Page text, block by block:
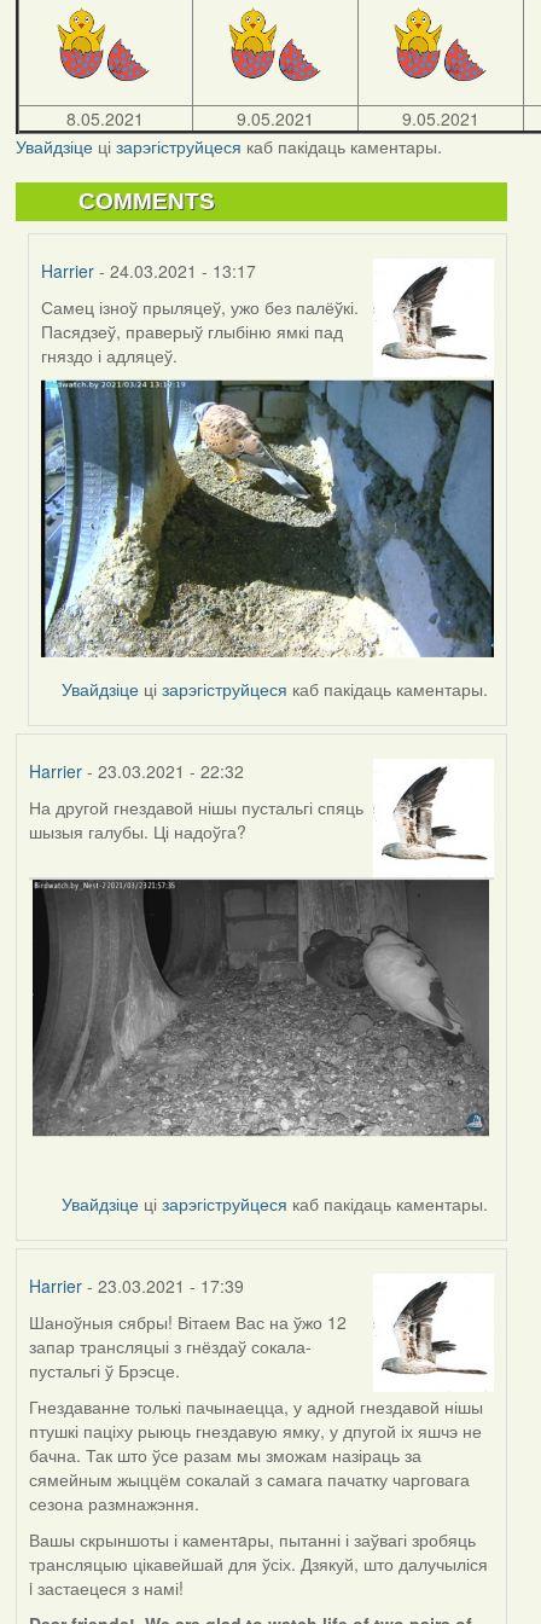
8.05.2021 9.05.2021
9.05.2021
Увайдзіцеці зарэгіструйцеся каб пакідаць каментары.
COMMENTS
Harrier - 24.03.2021 - 13:17
In
reply
to
by
Harrier
Самец ізноў прыляцеў, ужо без палёўкі.
Пасядзеў, праверыў глыбіню ямкі пад
гняздо і адляцеў.
Увайдзіце цізарэгіструйцеся каб пакідаць каментары.
Harrier- 23.03.2021 - 22:32
На другой гнездавой нішы пустальгі спяць
шызыя галубы. Ці надоўга?
Увайдзіце цізарэгіструйцеся каб пакідаць каментары.
Harrier- 23.03.2021 - 17:39
Шаноўныя сябры! Вітаем Вас на ўжо 12
запар трансляцыі з гнёздаў сокала-
пустальгі ў Брэсце.
Гнездаванне толькі пачынаецца, у адной гнездавой нішы
птушкі паціху рыюць гнездавую ямку, у дпугой іх яшчэ не
бачна. Так што ўсе разам мы зможам назіраць за
сямейным жыццём сокалай з самага пачатку чарговага
сезона размнажэння.
Вашы скрыншоты і каментaры, пытанні і заўвагі зробяць
трансляцыю цікавейшай для ўсіх. Дзякуй, што далучыліся
i застаецеся з намі!